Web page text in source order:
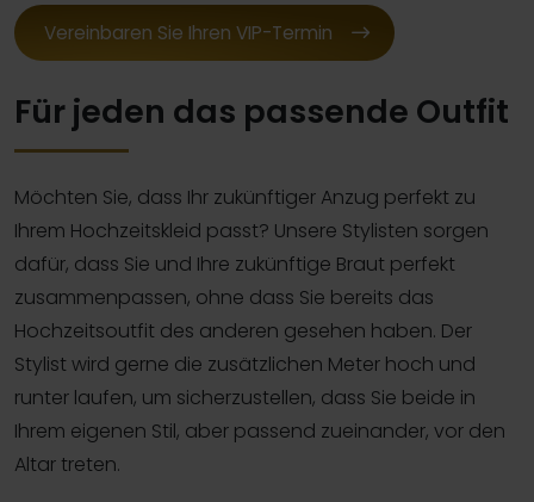
Vereinbaren Sie Ihren VIP-Termin
Für jeden das passende Outfit
Möchten Sie, dass Ihr zukünftiger Anzug perfekt zu
Ihrem Hochzeitskleid passt? Unsere Stylisten sorgen
dafür, dass Sie und Ihre zukünftige Braut perfekt
zusammenpassen, ohne dass Sie bereits das
Hochzeitsoutfit des anderen gesehen haben. Der
Stylist wird gerne die zusätzlichen Meter hoch und
runter laufen, um sicherzustellen, dass Sie beide in
Ihrem eigenen Stil, aber passend zueinander, vor den
Altar treten.